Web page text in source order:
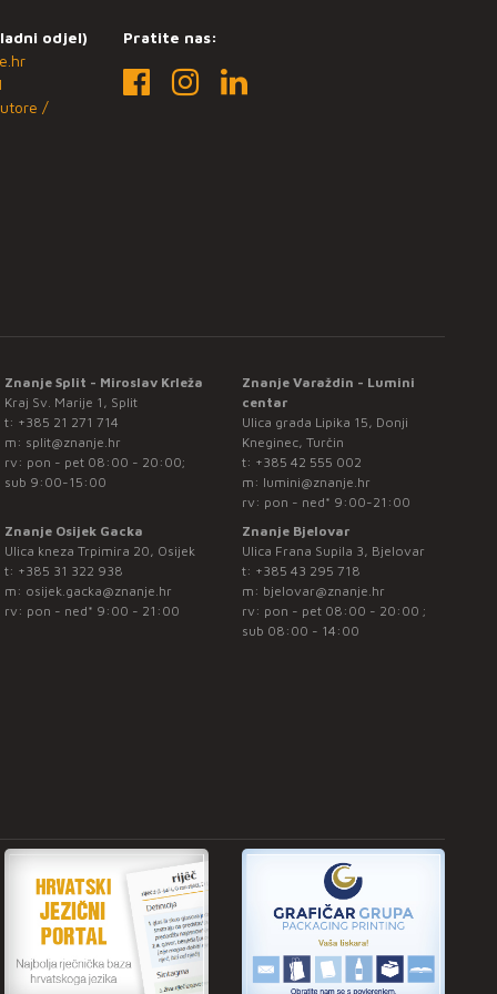
odjel)
/
Pratite nas:
Znanje Split - Miroslav Krleža
Kraj Sv. Marije 1, Split
t: +385 21 271 714
m: split@znanje.hr
rv: pon - pet 08:00 - 20:00;
sub 9:00-15:00
Znanje Varaždin - Lumini
centar
Ulica grada Lipika 15, Donji
Kneginec, Turčin
t: +385 42 555 002
m: lumini@znanje.hr
rv: pon - ned* 9:00-21:00
Znanje Osijek Gacka
Ulica kneza Trpimira 20, Osijek
t: +385 31 322 938
m: osijek.gacka@znanje.hr
rv: pon - ned* 9:00 - 21:00
Znanje Bjelovar
Ulica Frana Supila 3, Bjelovar
t: +385 43 295 718
m: bjelovar@znanje.hr
rv: pon - pet 08:00 - 20:00 ;
sub 08:00 - 14:00